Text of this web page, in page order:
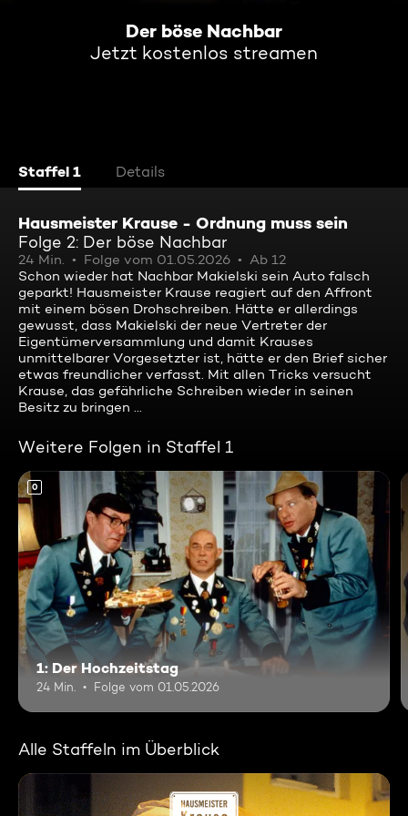
Der böse Nachbar
Jetzt kostenlos streamen
Staffel 1 Details
Hausmeister Krause - Ordnung muss sein
Folge 2: Der böse Nachbar
24 Min. Folge vom 01.05.2026
Ab 12
Schon wieder hat Nachbar Makielski sein Auto falsch
geparkt! Hausmeister Krause reagiert auf den Affront
mit einem bösen Drohschreiben. Hätte er allerdings
gewusst, dass Makielski der neue Vertreter der
Eigentümerversammlung und damit Krauses
unmittelbarer Vorgesetzter ist, hätte er den Brief sicher
etwas freundlicher verfasst. Mit allen Tricks versucht
Krause, das gefährliche Schreiben wieder in seinen
Besitz zu bringen ...
Weitere Folgen in Staffel 1
0
1: Der Hochzeitstag
24 Min. Folge vom 01.05.2026
Alle Staffeln im Überblick